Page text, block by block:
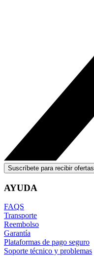
Suscríbete para recibir
AYUDA
FAQS
Transporte
Reembolso
Garantía
Plataformas de pago seguro
Soporte técnico y problemas